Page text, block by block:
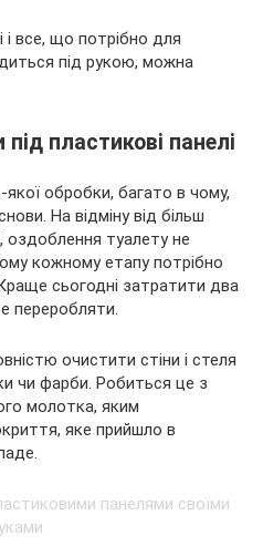
і все, що потрібно для
під рукою, можна
пластикові панелі
якої обробки, багато в чому,
На відміну від більш
оздоблення туалету не
кожному етапу потрібно
сьогодні затратити два
переробляти.
очистити стіни і стеля
чи фарби. Робиться це з
молотка, яким
яке прийшло в